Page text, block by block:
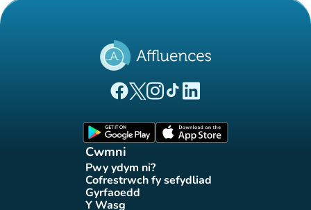
(tab newydd)
(tab newydd)
(tab newydd)
(tab newydd)
(tab newydd)
Cwmni
Pwy ydym ni?
(tab newydd)
Cofrestrwch fy sefydliad
(tab newydd)
Gyrfaoedd(tab newydd)
Y Wasg